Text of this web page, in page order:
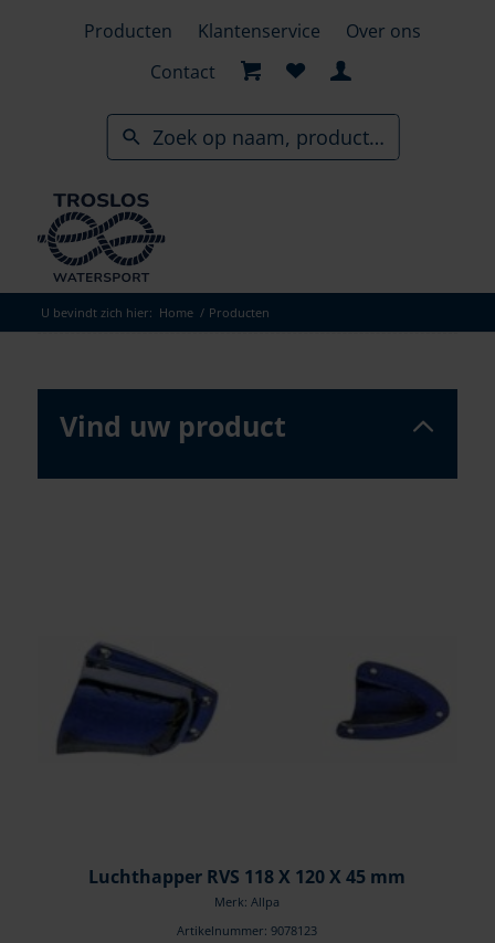
Producten Klantenservice
Over ons
Contact
U bevindt zich hier: Home / Producten
Luchthapper RVS 118 X 120 X 45 mm
Merk: Allpa
Artikelnummer: 9078123
Vind uw product